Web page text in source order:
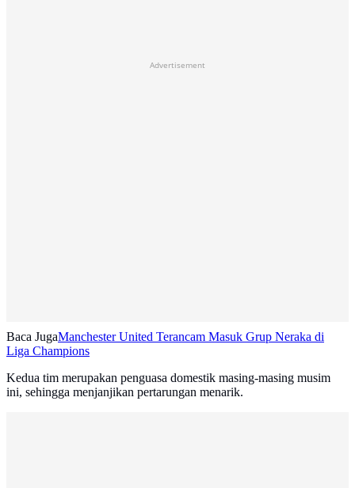
Advertisement
Baca JugaManchester United Terancam Masuk Grup Neraka di
Liga Champions
Kedua tim merupakan penguasa domestik masing-masing musim
ini, sehingga menjanjikan pertarungan menarik.